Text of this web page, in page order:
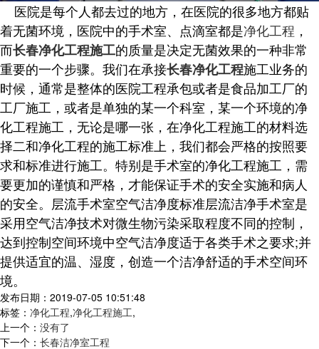
医院是每个人都去过的地方，在医院的很多地方都贴
着无菌环境，医院中的手术室、点滴室都是净化工程 ，
而长春净化工程施工的质量是决定无菌效果的一种非常
重要的一个步骤。我们在承接长春净化工程施工业务的
时候，通常是整体的医院工程承包或者是食品加工厂的
工厂施工，或者是单独的某一个科室，某一个环境的净
化工程施工，无论是哪一张，在净化工程施工的材料选
择二和净化工程的施工标准上，我们都会严格的按照要
求和标准进行施工。特别是手术室的净化工程施工，需
要更加的谨慎和严格，才能保证手术的安全实施和病人
的安全。层流手术室空气洁净度标准层流洁净手术室是
采用空气洁净技术对微生物污染采取程度不同的控制，
达到控制空间环境中空气洁净度适于各类手术之要求;并
提供适宜的温、湿度，创造一个洁净舒适的手术空间环
境。
发布日期：2019-07-05 10:51:48
标签： 净化工程,净化工程施工,
上一个： 没有了
下一个： 长春洁净室工程